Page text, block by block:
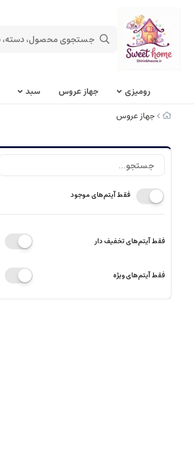
روميزی جهاز عروس سبد
جهاز عروس
فقط آیتم‌های موجود
فقط آیتم‌های تخفیف دار
فقط آیتم‌های ویژه